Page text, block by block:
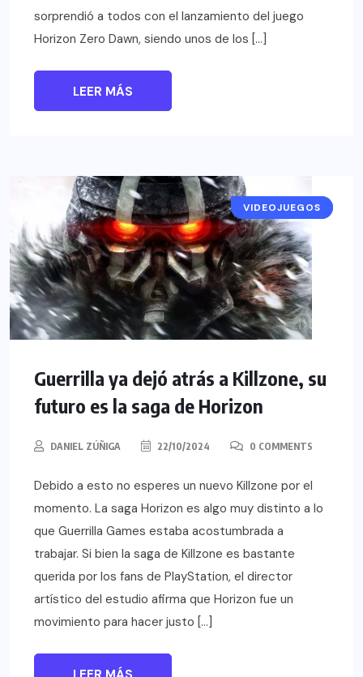
sorprendió a todos con el lanzamiento del juego
Horizon Zero Dawn, siendo unos de los […]
LEER MÁS
NOTICIAS
VIDEOJUEGOS
Guerrilla ya dejó atrás a Killzone, su
futuro es la saga de Horizon
DANIEL ZÚÑIGA 22/10/2024 0 COMMENTS
Debido a esto no esperes un nuevo Killzone por el
momento. La saga Horizon es algo muy distinto a lo
que Guerrilla Games estaba acostumbrada a
trabajar. Si bien la saga de Killzone es bastante
querida por los fans de PlayStation, el director
artístico del estudio afirma que Horizon fue un
movimiento para hacer justo […]